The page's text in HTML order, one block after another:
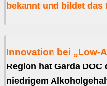
bekannt und bildet das
Innovation bei „Low-
Region hat Garda
niedrigem